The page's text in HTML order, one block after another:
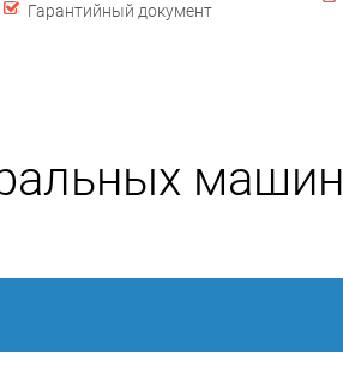
Гарантийный документ
машин